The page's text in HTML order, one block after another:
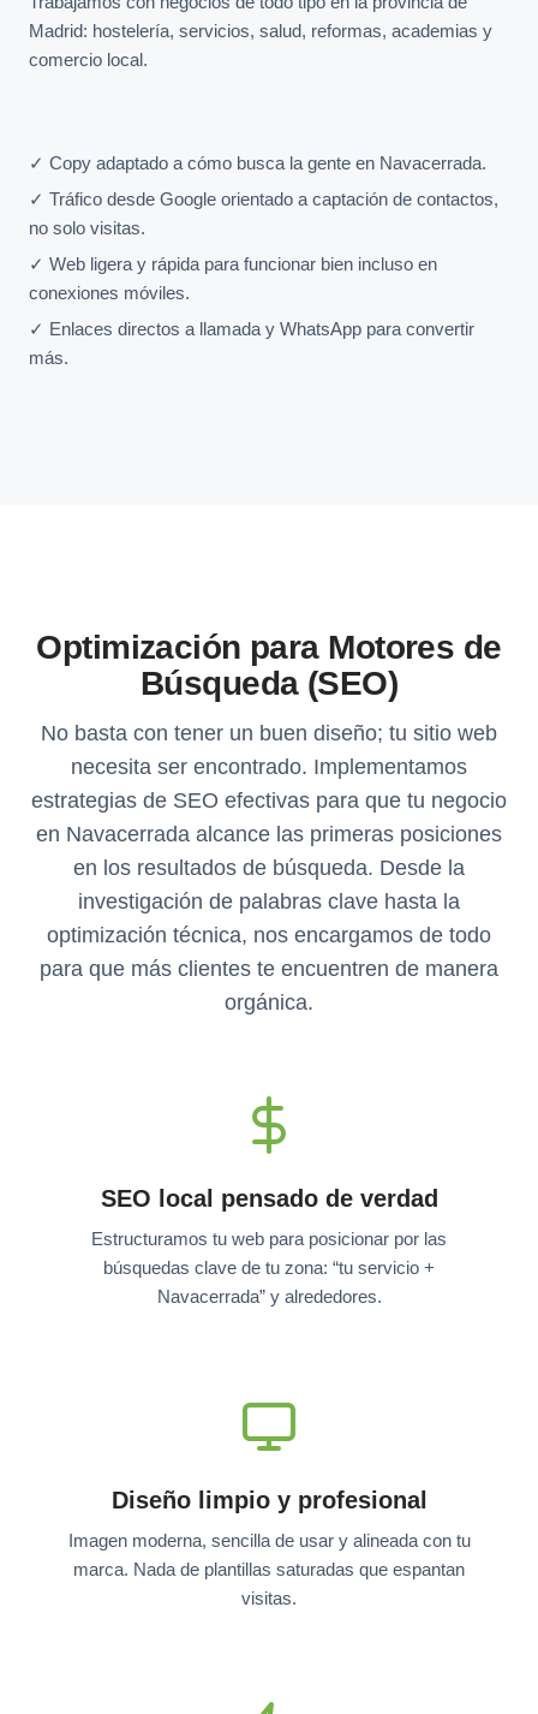
Madrid: hostelería, servicios, salud, reformas, academias y
comercio local.
✓ Copy adaptado a cómo busca la gente en Navacerrada.
✓ Tráfico desde Google orientado a captación de contactos,
no solo visitas.
✓ Web ligera y rápida para funcionar bien incluso en
conexiones móviles.
✓ Enlaces directos a llamada y WhatsApp para convertir
más.
Optimización para Motores de
Búsqueda (SEO)
No basta con tener un buen diseño; tu sitio web
necesita ser encontrado. Implementamos
estrategias de SEO efectivas para que tu negocio
en Navacerrada alcance las primeras posiciones
en los resultados de búsqueda. Desde la
investigación de palabras clave hasta la
optimización técnica, nos encargamos de todo
para que más clientes te encuentren de manera
orgánica.
SEO local pensado de verdad
Estructuramos tu web para posicionar por las
búsquedas clave de tu zona: “tu servicio +
Navacerrada” y alrededores.
Diseño limpio y profesional
Imagen moderna, sencilla de usar y alineada con tu
marca. Nada de plantillas saturadas que espantan
visitas.